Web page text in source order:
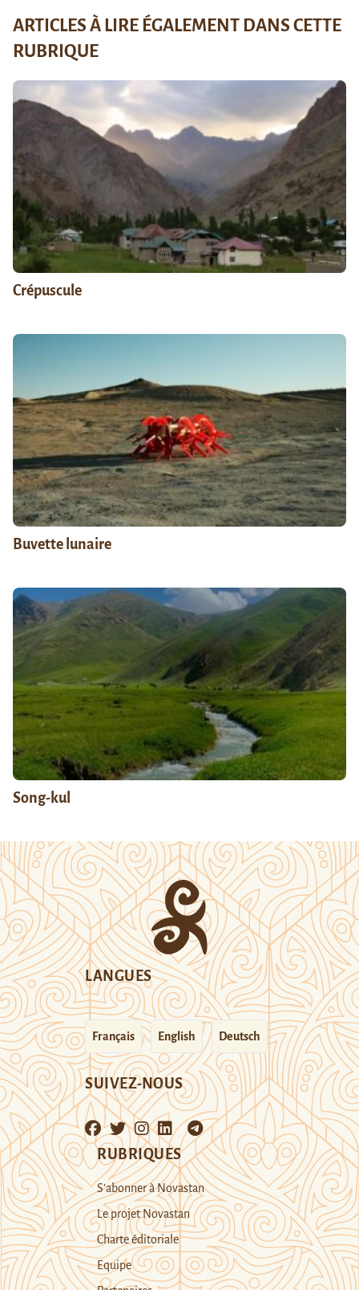
ARTICLES À LIRE ÉGALEMENT DANS CETTE
RUBRIQUE
Crépuscule
Buvette lunaire
Song-kul
LANGUES
Français English Deutsch
SUIVEZ-NOUS
RUBRIQUES
S’abonner à Novastan
Le projet Novastan
Charte éditoriale
Equipe